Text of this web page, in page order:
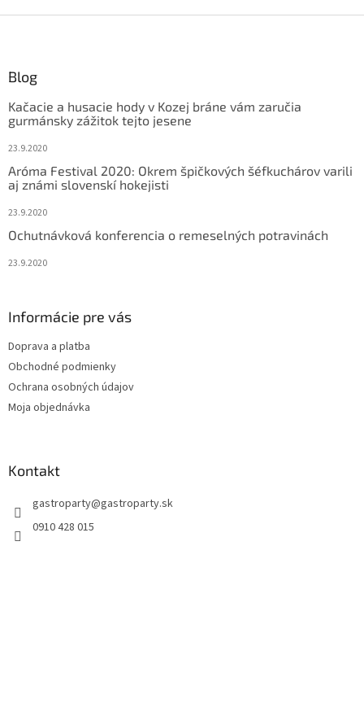
Blog
Kačacie a husacie hody v Kozej bráne vám zaručia
gurmánsky zážitok tejto jesene
23.9.2020
Aróma Festival 2020: Okrem špičkových šéfkuchárov varili
aj známi slovenskí hokejisti
23.9.2020
Ochutnávková konferencia o remeselných potravinách
23.9.2020
Informácie pre vás
Doprava a platba
Obchodné podmienky
Ochrana osobných údajov
Moja objednávka
Kontakt
gastroparty@gastroparty.sk
0910 428 015